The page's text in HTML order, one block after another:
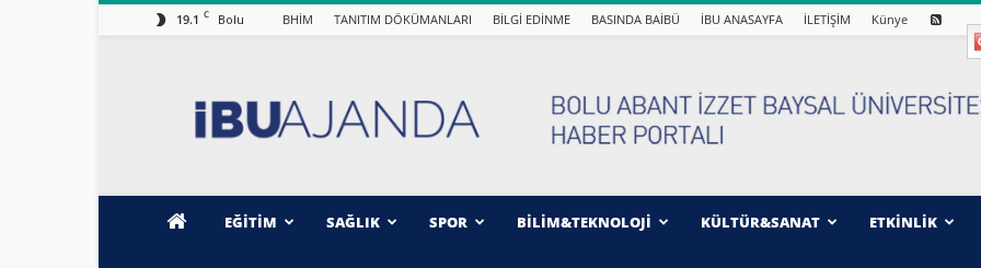
19.1 C Bolu BHİM TANITIM DÖKÜMANLARI BİLGİ EDİNME BASINDA BAİBÜ İBU ANASAYFA İLETİŞİM Künye
EĞİTİM SAĞLIK SPOR BİLİM&TEKNOLOJİ KÜLTÜR&SANAT ETKİNLİK